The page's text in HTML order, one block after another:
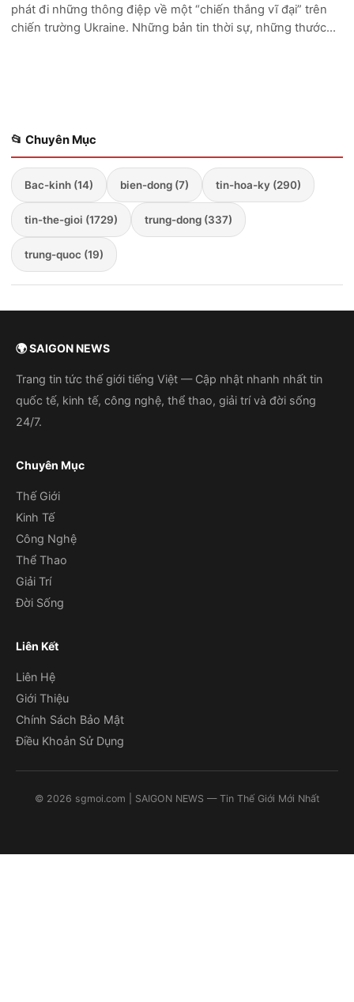
phát đi những thông điệp về một “chiến thắng vĩ đại” trên
chiến trường Ukraine. Những bản tin thời sự, những thước
📂 Chuyên Mục
Bac-kinh (14) bien-dong (7) tin-hoa-ky (290)
tin-the-gioi (1729) trung-dong (337)
trung-quoc (19)
🌍 SAIGON NEWS
Trang tin tức thế giới tiếng Việt — Cập nhật nhanh nhất tin
quốc tế, kinh tế, công nghệ, thể thao, giải trí và đời sống
24/7.
Chuyên Mục
Thế Giới
Kinh Tế
Công Nghệ
Thể Thao
Giải Trí
Đời Sống
Liên Kết
Liên Hệ
Giới Thiệu
Chính Sách Bảo Mật
Điều Khoản Sử Dụng
© 2026 sgmoi.com | SAIGON NEWS — Tin Thế Giới Mới Nhất